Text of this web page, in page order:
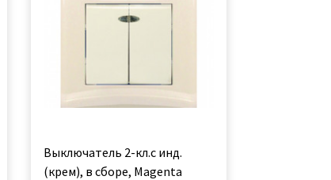
Выключатель 2-кл.с инд.
(крем), в сборе, Magenta